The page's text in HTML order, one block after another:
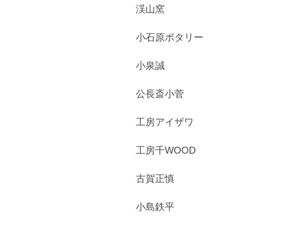
渓山窯
小石原ポタリー
小泉誠
公長斎小菅
工房アイザワ
工房千WOOD
古賀正慎
小島鉄平